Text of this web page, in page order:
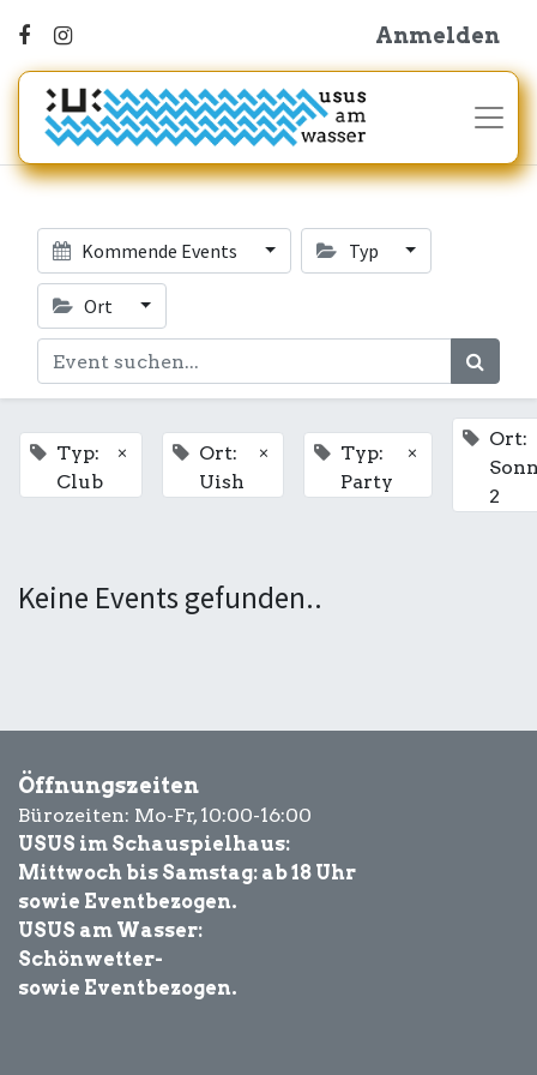
Anmelden
Kommende Events Typ
Ort
Typ:
Club
×
Ort:
Uish
×
Typ:
Party
×
Ort:
2
Keine Events gefunden..
Öffnungszeiten
Bürozeiten: Mo-Fr, 10:00-16:00
USUS im Schauspielhaus:
Mittwoch bis Samstag: ab 18 Uhr
sowie Eventbezogen.
USUS am Wasser:
Schönwetter-
sowie Eventbezogen.